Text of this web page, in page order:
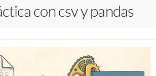
con csv y pandas